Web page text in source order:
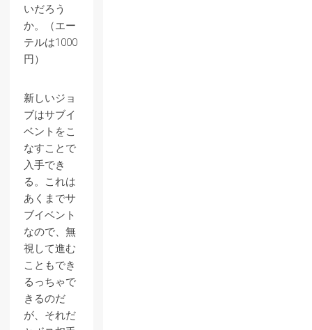
いだろう
か。（エー
テルは1000
円）
新しいジョ
ブはサブイ
ベントをこ
なすことで
入手でき
る。これは
あくまでサ
ブイベント
なので、無
視して進む
こともでき
るっちゃで
きるのだ
が、それだ